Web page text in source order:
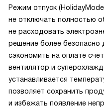
Режим отпуск
не отключать полностью
не расходовать
решение более безопасно
сэкономить на оплате
вентилятор и
устанавливается
позволяет сохранить
и избежать появление